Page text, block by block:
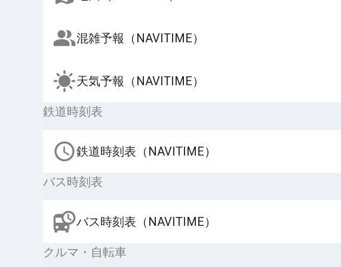
混雑予報（NAVITIME）
天気予報（NAVITIME）
鉄道時刻表
鉄道時刻表（NAVITIME）
バス時刻表
バス時刻表（NAVITIME）
クルマ・自転車